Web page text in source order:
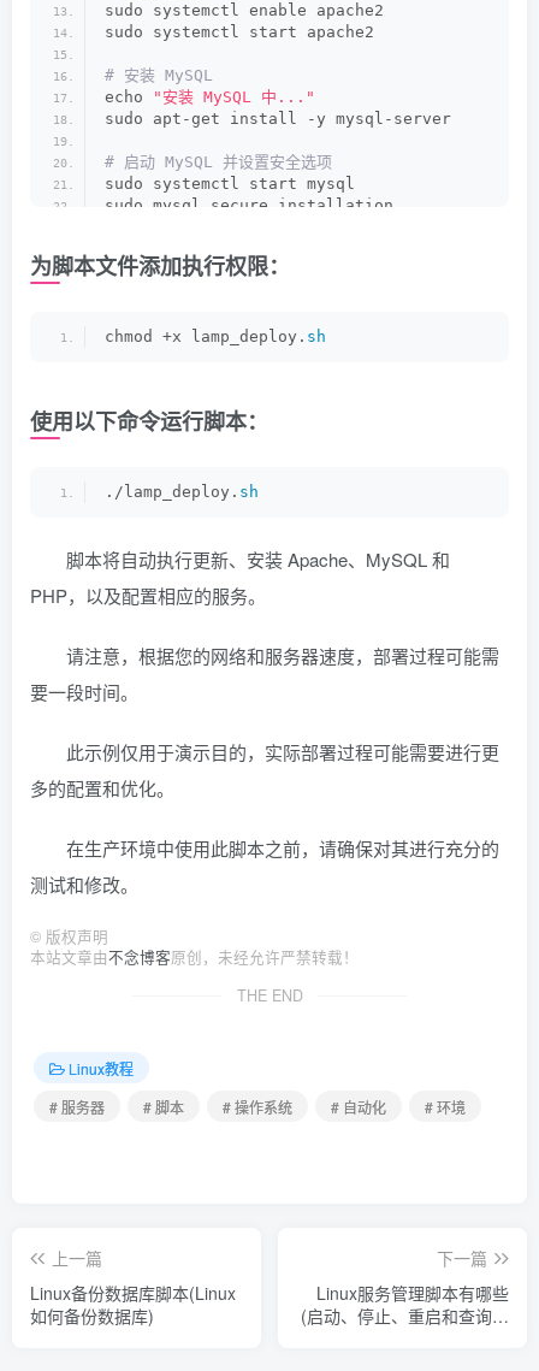
sudo systemctl enable apache2
sudo systemctl start apache2
# 安装 MySQL
echo
"安装 MySQL 中..."
sudo apt-get install -y mysql-server
# 启动 MySQL 并设置安全选项
sudo systemctl start mysql
sudo mysql_secure_installation
echo "安装 PHP 中..."
# 重启 Apache 以应用更改
为脚本文件添加执行权限：
chmod +x lamp_deploy. sh
使用以下命令运行脚本：
./lamp_deploy. sh
脚本将自动执行更新、安装 Apache、MySQL 和
PHP，以及配置相应的服务。
请注意，根据您的网络和服务器速度，部署过程可能需
要一段时间。
此示例仅用于演示目的，实际部署过程可能需要进行更
多的配置和优化。
在生产环境中使用此脚本之前，请确保对其进行充分的
测试和修改。
© 版权声明
本站文章由不念博客原创，未经允许严禁转载！
THE END
Linux教程
# 服务器
# 脚本 # 操作系统 # 自动化 # 环境
上一篇
Linux备份数据库脚本(Linux
如何备份数据库)
下一篇
Linux服务管理脚本有哪些
(启动、停止、重启和查询系